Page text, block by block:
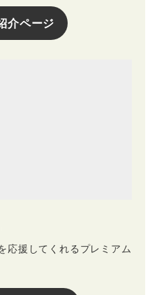
介ページ
応援してくれるプレミアム